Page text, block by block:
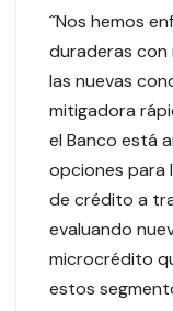
´´Nos hemos
duraderas con
las nuevas
mitigadora
el Banco está
opciones para
de crédito a
evaluando
microcrédito
estos